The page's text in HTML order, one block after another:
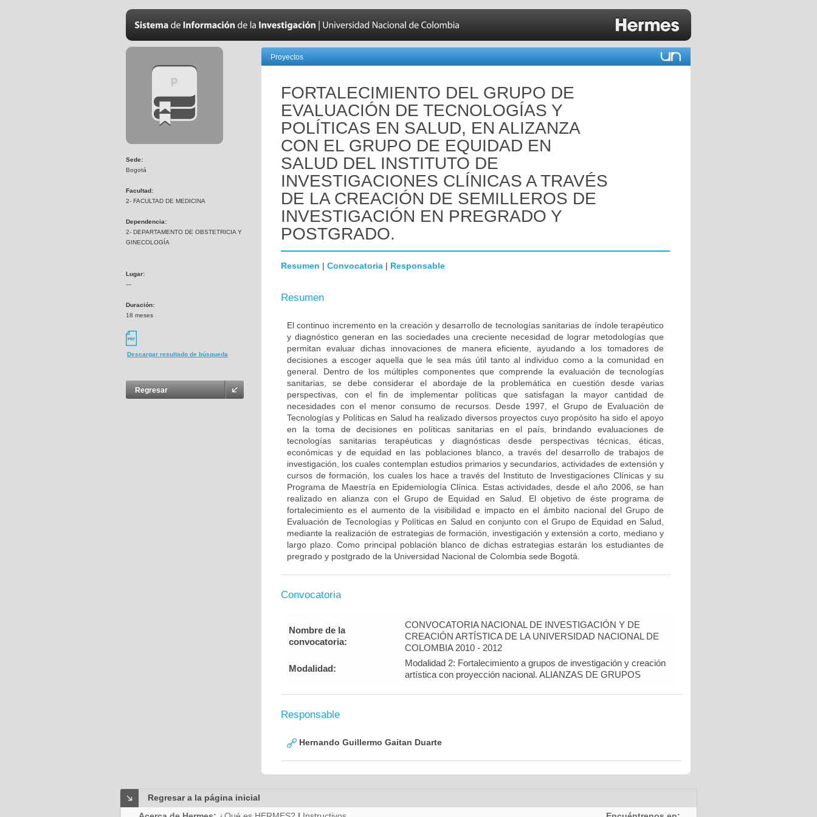
Sede:
Bogotá
Facultad:
2- FACULTAD DE MEDICINA
Dependencia:
2- DEPARTAMENTO DE OBSTETRICIA Y
GINECOLOGÍA
Lugar:
---
Duración:
18 meses
Descargar resultado de búsqueda
Regresar
Proyectos
FORTALECIMIENTO DEL GRUPO DE
EVALUACIÓN DE TECNOLOGÍAS Y
POLÍTICAS EN SALUD, EN ALIZANZA
CON EL GRUPO DE EQUIDAD EN
SALUD DEL INSTITUTO DE
INVESTIGACIONES CLÍNICAS A TRAVÉS
DE LA CREACIÓN DE SEMILLEROS DE
INVESTIGACIÓN EN PREGRADO Y
POSTGRADO.
Resumen | Convocatoria | Responsable
Resumen
El continuo incremento en la creación y desarrollo de tecnologías sanitarias de índole terapéutico
y diagnóstico generan en las sociedades una creciente necesidad de lograr metodologías que
permitan evaluar dichas innovaciones de manera eficiente, ayudando a los tomadores de
decisiones a escoger aquella que le sea más útil tanto al individuo como a la comunidad en
general. Dentro de los múltiples componentes que comprende la evaluación de tecnologías
sanitarias, se debe considerar el abordaje de la problemática en cuestión desde varias
perspectivas, con el fin de implementar políticas que satisfagan la mayor cantidad de
necesidades con el menor consumo de recursos. Desde 1997, el Grupo de Evaluación de
Tecnologías y Políticas en Salud ha realizado diversos proyectos cuyo propósito ha sido el apoyo
en la toma de decisiones en políticas sanitarias en el país, brindando evaluaciones de
tecnologías sanitarias terapéuticas y diagnósticas desde perspectivas técnicas, éticas,
económicas y de equidad en las poblaciones blanco, a través del desarrollo de trabajos de
investigación, los cuales contemplan estudios primarios y secundarios, actividades de extensión y
cursos de formación, los cuales los hace a través del Instituto de Investigaciones Clínicas y su
Programa de Maestría en Epidemiología Clínica. Estas actividades, desde el año 2006, se han
realizado en alianza con el Grupo de Equidad en Salud. El objetivo de éste programa de
fortalecimiento es el aumento de la visibilidad e impacto en el ámbito nacional del Grupo de
Evaluación de Tecnologías y Políticas en Salud en conjunto con el Grupo de Equidad en Salud,
mediante la realización de estrategias de formación, investigación y extensión a corto, mediano y
largo plazo. Como principal población blanco de dichas estrategias estarán los estudiantes de
pregrado y postgrado de la Universidad Nacional de Colombia sede Bogotá.
Convocatoria
Nombre de la
convocatoria:
CONVOCATORIA NACIONAL DE INVESTIGACIÓN Y DE
CREACIÓN ARTÍSTICA DE LA UNIVERSIDAD NACIONAL DE
COLOMBIA 2010 - 2012
Modalidad:
Modalidad 2: Fortalecimiento a grupos de investigación y creación
artística con proyección nacional. ALIANZAS DE GRUPOS
Responsable
Hernando Guillermo Gaitan Duarte
Regresar a la página inicial